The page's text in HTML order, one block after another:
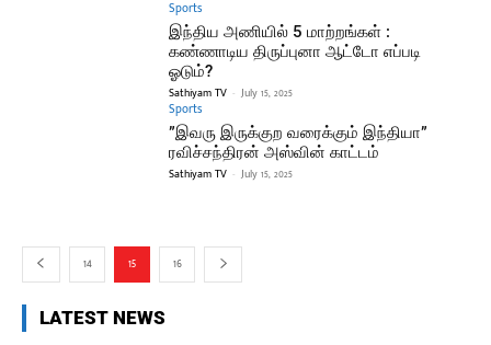
Sports
இந்திய அணியில் 5 மாற்றங்கள் :
கண்ணாடிய திருப்புனா ஆட்டோ எப்படி
ஓடும்?
Sathiyam TV - July 15, 2025
Sports
”இவரு இருக்குற வரைக்கும் இந்தியா”
ரவிச்சந்திரன் அஸ்வின் காட்டம்
Sathiyam TV - July 15, 2025
14 15 16
LATEST NEWS